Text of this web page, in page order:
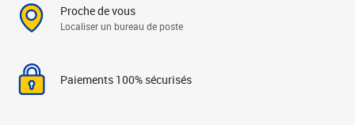
Proche de vous
Localiser un bureau de poste
Paiements 100% sécurisés